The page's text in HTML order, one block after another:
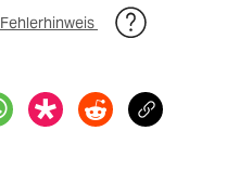
Fehlerhinweis